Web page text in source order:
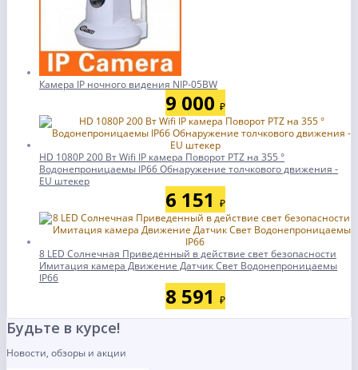
Камера IP ночного видения NIP-05BW
9 000 ₽
HD 1080P 200 Вт Wifi IP камера Поворот PTZ на 355 °
Водонепроницаемы IP66 Обнаружение толчкового движения -
EU штекер
6 151 ₽
8 LED Солнечная Приведенный в действие свет безопасности
Имитация камера Движение Датчик Свет Водонепроницаемы
IP66
8 591 ₽
Будьте в курсе!
Новости, обзоры и акции